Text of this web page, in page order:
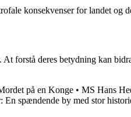
konsekvenser for landet og
forstå deres betydning kan
på en Konge • MS Hans
En spændende by med stor